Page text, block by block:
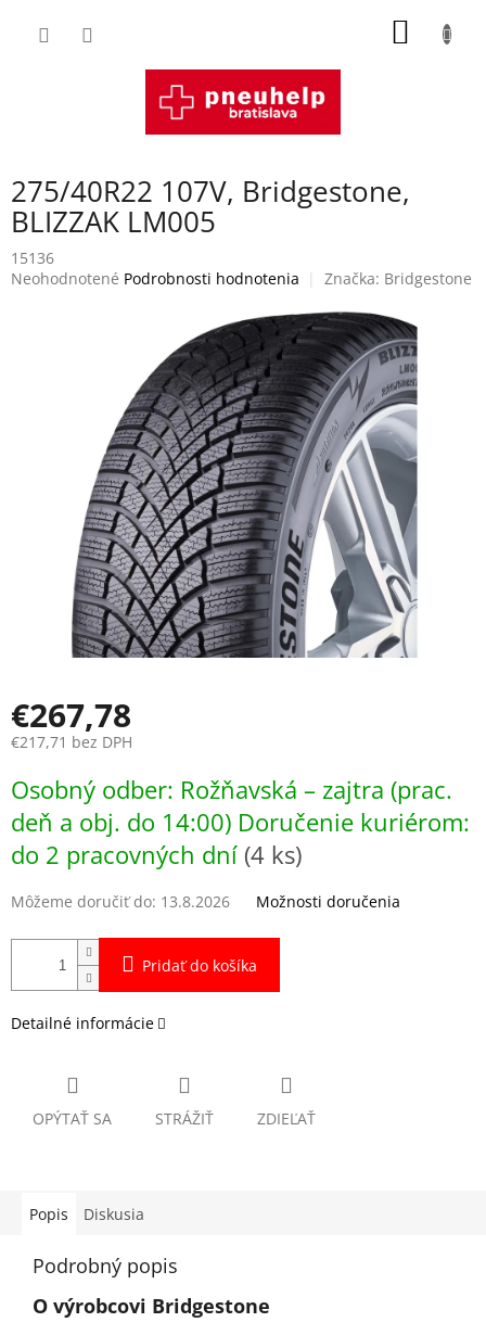
275/40R22 107V, Bridgestone,
BLIZZAK LM005
15136
Priemerné
Neohodnotené Podrobnosti hodnotenia Značka: Bridgestone
€267,78
€217,71 bez DPH
cena:
Osobný odber: Rožňavská – zajtra (prac.
deň a obj. do 14:00) Doručenie kuriérom:
do 2 pracovných dní (4 ks)
Môžeme doručiť do: 13.8.2026 Možnosti doručenia
Pridať do košíka
Detailné informácie
OPÝTAŤ SA STRÁŽIŤ ZDIEĽAŤ
Popis Diskusia
Podrobný popis
O výrobcovi Bridgestone